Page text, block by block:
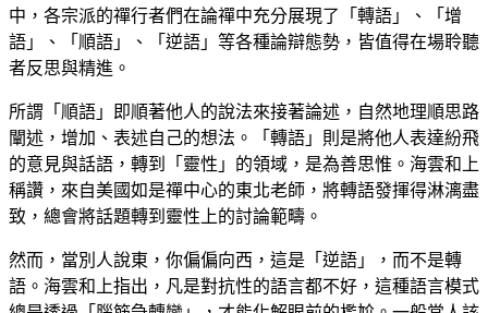
中，各宗派的禪行者們在論禪中充分展現了「轉語」、「增
語」、「順語」、「逆語」等各種論辯態勢，皆值得在場聆聽
者反思與精進。
所謂「順語」即順著他人的說法來接著論述，自然地理順思路
闡述，增加、表述自己的想法。「轉語」則是將他人表達紛飛
的意見與話語，轉到「靈性」的領域，是為善思惟。海雲和上
稱讚，來自美國如是禪中心的東北老師，將轉語發揮得淋漓盡
致，總會將話題轉到靈性上的討論範疇。
然而，當別人說東，你偏偏向西，這是「逆語」，而不是轉
語。海雲和上指出，凡是對抗性的語言都不好，這種語言模式